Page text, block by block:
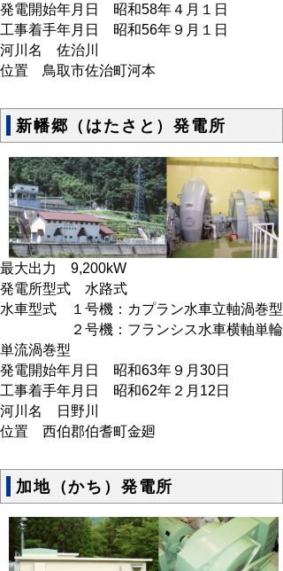
発電開始年月日 昭和58年４月１日
工事着手年月日 昭和56年９月１日
河川名 佐治川
位置 鳥取市佐治町河本
新幡郷（はたさと）発電所
最大出力 9,200kW
発電所型式 水路式
水車型式 １号機：カプラン水車立軸渦巻型
２号機：フランシス水車横軸単輪
単流渦巻型
発電開始年月日 昭和63年９月30日
工事着手年月日 昭和62年２月12日
河川名 日野川
位置 西伯郡伯耆町金廻
加地（かち）発電所